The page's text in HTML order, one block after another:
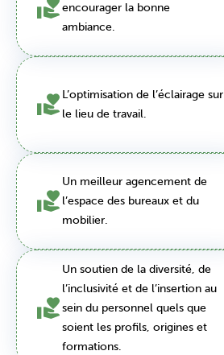
encourager la bonne
ambiance.
L’optimisation de l’éclairage sur
le lieu de travail.
Un meilleur agencement de
l’espace des bureaux et du
mobilier.
Un soutien de la diversité, de
l’inclusivité et de l’insertion au
sein du personnel quels que
soient les profils, origines et
formations.